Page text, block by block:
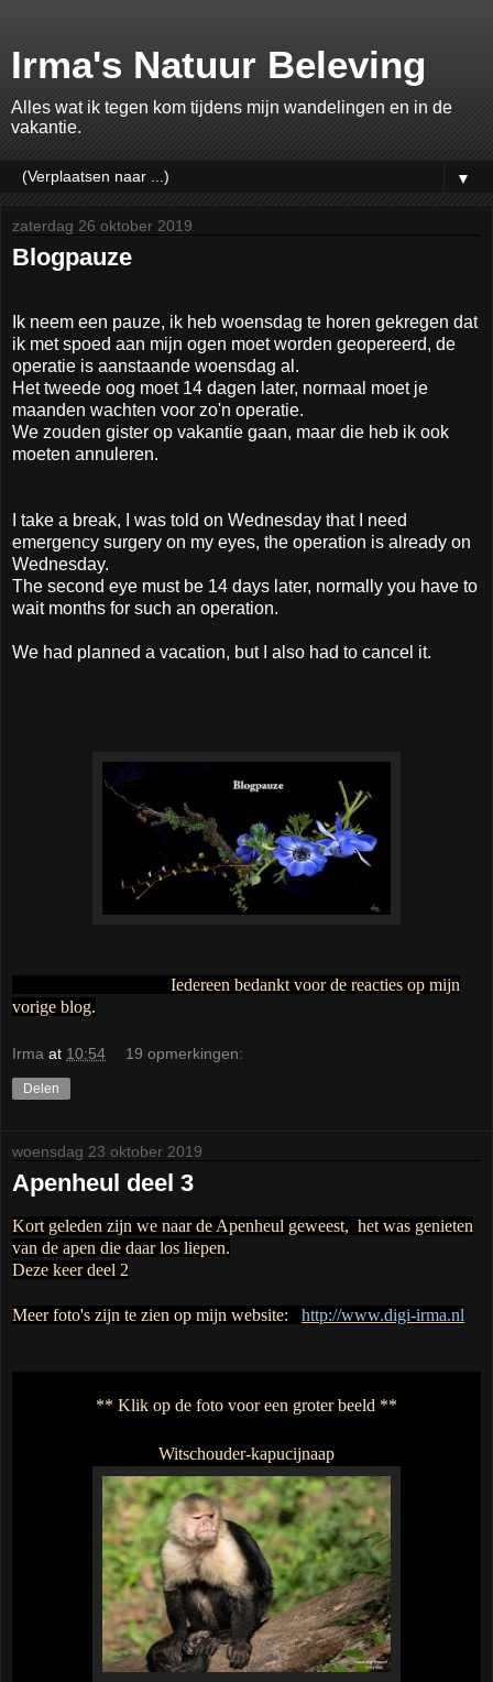
Irma's Natuur Beleving
Alles wat ik tegen kom tijdens mijn wandelingen en in de
vakantie.
▼
zaterdag 26 oktober 2019
Blogpauze
Ik neem een pauze, ik heb woensdag te horen gekregen dat
ik met spoed aan mijn ogen moet worden geopereerd, de
operatie is aanstaande woensdag al.
Het tweede oog moet 14 dagen later, normaal moet je
maanden wachten voor zo'n operatie.
We zouden gister op vakantie gaan, maar die heb ik ook
moeten annuleren.
I take a break, I was told on Wednesday that I need
emergency surgery on my eyes, the operation is already on
Wednesday.
The second eye must be 14 days later, normally you have to
wait months for such an operation.
We had planned a vacation, but I also had to cancel it.
Iedereen bedankt voor de reacties op mijn
vorige blog.
Irma at 10:54 19 opmerkingen:
Delen
woensdag 23 oktober 2019
Apenheul deel 3
Kort geleden zijn we naar de Apenheul geweest, het was genieten
van de apen die daar los liepen.
Deze keer deel 2
Meer foto's zijn te zien op mijn website: http://www.digi-irma.nl
** Klik op de foto voor een groter beeld **
Witschouder-kapucijnaap